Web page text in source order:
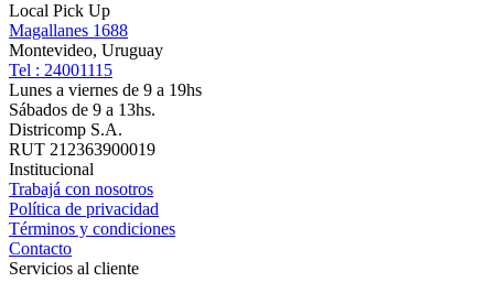
Local Pick Up
Magallanes 1688
Montevideo, Uruguay
Tel : 24001115
Lunes a viernes de 9 a 19hs
Sábados de 9 a 13hs.
Districomp S.A.
RUT 212363900019
Institucional
Trabajá con nosotros
Política de privacidad
Términos y condiciones
Contacto
Servicios al cliente